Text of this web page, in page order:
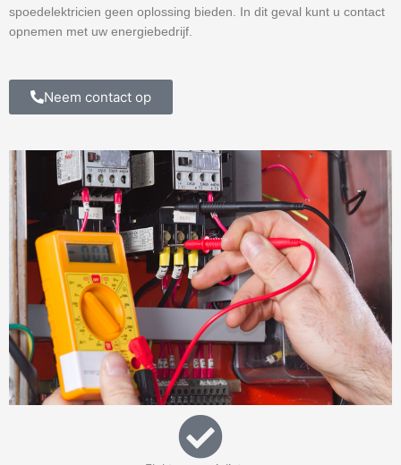
spoedelektricien geen oplossing bieden. In dit geval kunt u contact
opnemen met uw energiebedrijf.
Neem contact op